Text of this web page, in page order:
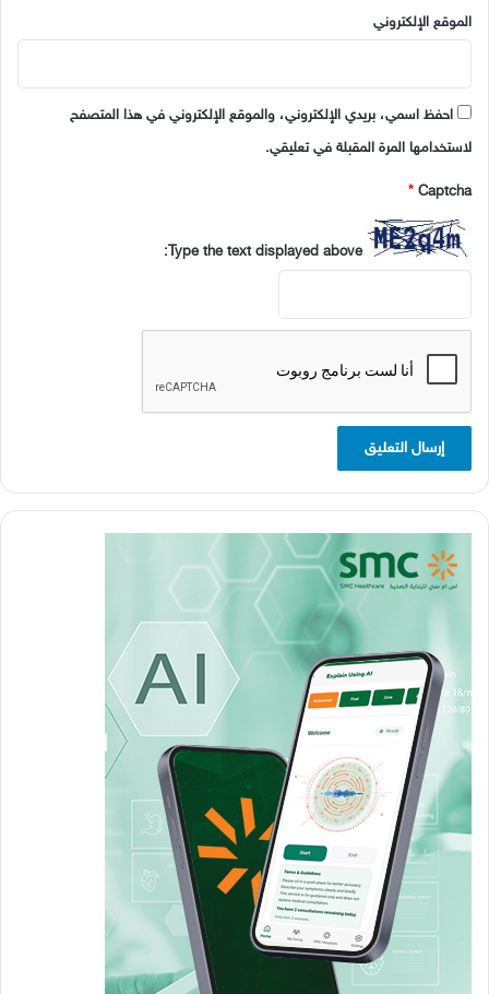
الموقع الإلكتروني
احفظ اسمي، بريدي الإلكتروني، والموقع الإلكتروني في هذا المتصفح
لاستخدامها المرة المقبلة في تعليقي.
Captcha
*
Type the text displayed above: